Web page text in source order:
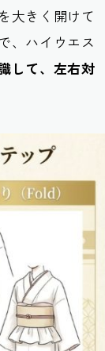
大きく開けて
、ハイウエス
して、左右対